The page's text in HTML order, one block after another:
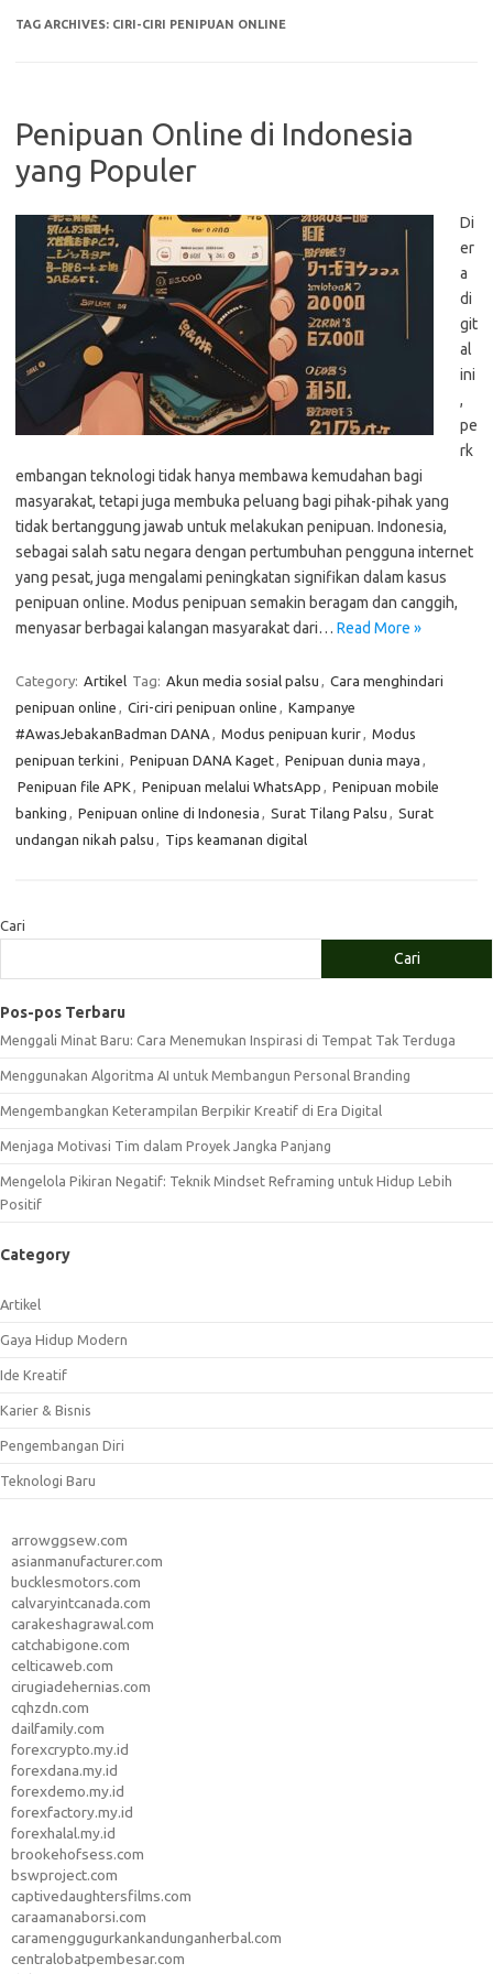
TAG ARCHIVES: CIRI-CIRI PENIPUAN ONLINE
Penipuan Online di Indonesia
yang Populer
Di
er
a
di
git
al
ini
,
pe
rk
embangan teknologi tidak hanya membawa kemudahan bagi
masyarakat, tetapi juga membuka peluang bagi pihak-pihak yang
tidak bertanggung jawab untuk melakukan penipuan. Indonesia,
sebagai salah satu negara dengan pertumbuhan pengguna internet
yang pesat, juga mengalami peningkatan signifikan dalam kasus
penipuan online. Modus penipuan semakin beragam dan canggih,
menyasar berbagai kalangan masyarakat dari… Read More »
Category: Artikel Tag: Akun media sosial palsu , Cara menghindari
penipuan online , Ciri-ciri penipuan online , Kampanye
#AwasJebakanBadman DANA , Modus penipuan kurir, Modus
penipuan terkini , Penipuan DANA Kaget, Penipuan dunia maya ,
Penipuan file APK , Penipuan melalui WhatsApp , Penipuan mobile
banking , Penipuan online di Indonesia , Surat Tilang Palsu , Surat
undangan nikah palsu , Tips keamanan digital
Cari
Cari
Pos-pos Terbaru
Menggali Minat Baru: Cara Menemukan Inspirasi di Tempat Tak Terduga
Menggunakan Algoritma AI untuk Membangun Personal Branding
Mengembangkan Keterampilan Berpikir Kreatif di Era Digital
Menjaga Motivasi Tim dalam Proyek Jangka Panjang
Mengelola Pikiran Negatif: Teknik Mindset Reframing untuk Hidup Lebih
Positif
Category
Artikel
Gaya Hidup Modern
Ide Kreatif
Karier & Bisnis
Pengembangan Diri
Teknologi Baru
arrowggsew.com
asianmanufacturer.com
bucklesmotors.com
calvaryintcanada.com
carakeshagrawal.com
catchabigone.com
celticaweb.com
cirugiadehernias.com
cqhzdn.com
dailfamily.com
forexcrypto.my.id
forexdana.my.id
forexdemo.my.id
forexfactory.my.id
forexhalal.my.id
brookehofsess.com
bswproject.com
captivedaughtersfilms.com
caraamanaborsi.com
caramenggugurkankandunganherbal.com
centralobatpembesar.com